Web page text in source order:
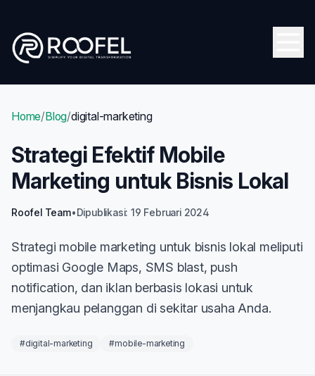
Home/Blog/digital-marketing
Strategi Efektif Mobile
Marketing untuk Bisnis Lokal
Roofel Team•Dipublikasi: 19 Februari 2024
Strategi mobile marketing untuk bisnis lokal meliputi
optimasi Google Maps, SMS blast, push
notification, dan iklan berbasis lokasi untuk
menjangkau pelanggan di sekitar usaha Anda.
#digital-marketing #mobile-marketing